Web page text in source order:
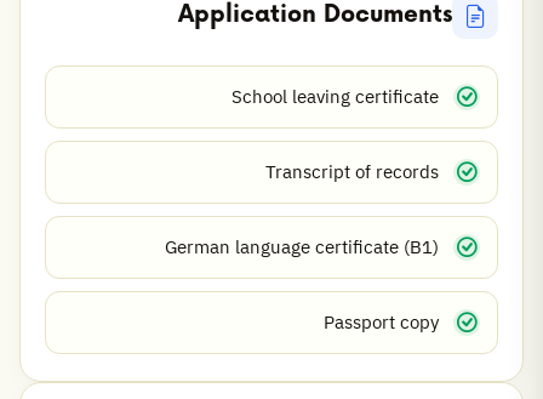
Application Documents
School leaving certificate
Transcript of records
German language certificate (B1)
Passport copy